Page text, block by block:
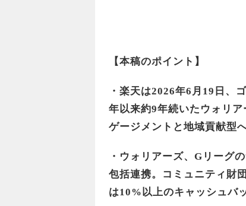
【本稿のポイント】
・楽天は2026年6月19日、
年以来約9年続いたウォリ
ゲージメントと地域貢献型へ
・ウォリアーズ、Gリーグ
包括連携。コミュニティ財
は10%以上のキャッシュバ